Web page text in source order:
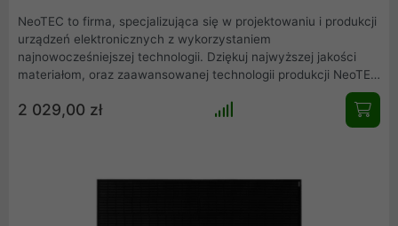
NeoTEC to firma, specjalizująca się w projektowaniu i produkcji
urządzeń elektronicznych z wykorzystaniem
najnowocześniejszej technologii. Dziękuj najwyższej jakości
materiałom, oraz zaawansowanej technologii produkcji NeoTEC
dołączył do grona czołowych producentów paneli słonecznych
na świecie. Model ten oferuje moc 475W/p. Seria Pure Black
2 029,00 zł